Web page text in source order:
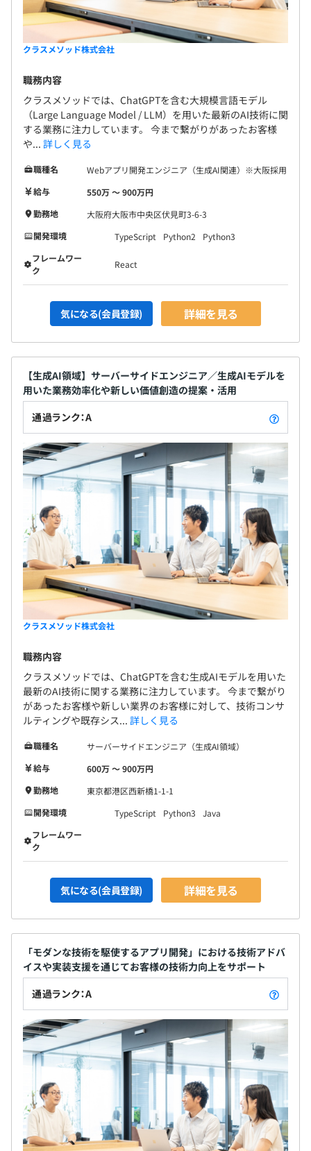
クラスメソッド株式会社
職務内容
クラスメソッドでは、ChatGPTを含む大規模言語モデル
（Large Language Model / LLM）を用いた最新のAI技術に関
する業務に注力しています。 今まで繋がりがあったお客様
や... 詳しく見る
職種名
Webアプリ開発エンジニア（生成AI関連）※大阪採用
給与
550万 〜 900万円
勤務地
大阪府大阪市中央区伏見町3-6-3
開発環境
TypeScript Python2
Python3
フレームワー
ク
React
気になる(会員登録) 詳細を見る
【生成AI領域】サーバーサイドエンジニア／生成AIモデルを
用いた業務効率化や新しい価値創造の提案・活用
通過ランク：A
クラスメソッド株式会社
職務内容
クラスメソッドでは、ChatGPTを含む生成AIモデルを用いた
最新のAI技術に関する業務に注力しています。 今まで繋がり
があったお客様や新しい業界のお客様に対して、技術コンサ
ルティングや既存シス... 詳しく見る
職種名
サーバーサイドエンジニア（生成AI領域）
給与
600万 〜 900万円
勤務地
東京都港区西新橋1-1-1
開発環境
TypeScript Python3
Java
フレームワー
ク
気になる(会員登録) 詳細を見る
「モダンな技術を駆使するアプリ開発」における技術アドバ
イスや実装支援を通じてお客様の技術力向上をサポート
通過ランク：A